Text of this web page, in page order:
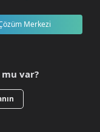
Merkezi
mu var?